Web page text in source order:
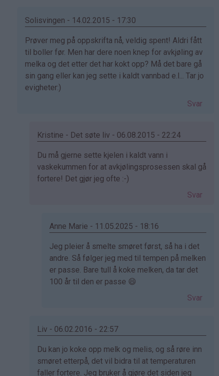
mette
bekreftet)
Solisvingen - 14.02.2015 - 17:30
Som
svar
på
av
Elinda
Prøver meg på oppskrifta nå, veldig spent! Aldri fått
til boller før. Men har dere noen knep for avkjøling av
melka og det etter det har kokt opp? Må det bare gå
sin gang eller kan jeg sette i kaldt vannbad e.l... Tar jo
evigheter:)
Svar
Kristine - Det søte liv - 06.08.2015 - 22:24
Som
svar
på
bekreftet)
Du må gjerne sette kjelen i kaldt vann i
vaskekummen for at avkjølingsprosessen skal gå
fortere! Det gjør jeg ofte :-)
Svar
Anne Marie - 11.05.2025 - 18:16
Som
svar
på
av
Jeg pleier å smelte smøret først, så ha i det
andre. Så følger jeg med til tempen på melken
er passe. Bare tull å koke melken, da tar det
100 år til den er passe 😄
Svar
Liv - 06.02.2016 - 22:57
Som
svar
på
Du kan jo koke opp melk og melis, og så røre inn
smøret etterpå, det vil bidra til at temperaturen
faller fortere. Jeg bruker å gjøre det siden jeg